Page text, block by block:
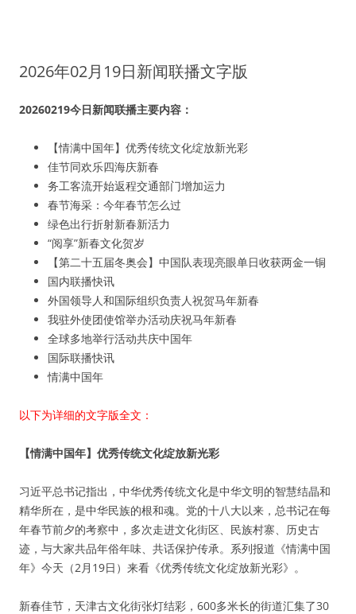
2026年02月19日新闻联播文字版
20260219今日新闻联播主要内容：
【情满中国年】优秀传统文化绽放新光彩
佳节同欢乐四海庆新春
务工客流开始返程交通部门增加运力
春节海采：今年春节怎么过
绿色出行折射新春新活力
“阅享”新春文化贺岁
【第二十五届冬奥会】中国队表现亮眼单日收获两金一铜
国内联播快讯
外国领导人和国际组织负责人祝贺马年新春
我驻外使团使馆举办活动庆祝马年新春
全球多地举行活动共庆中国年
国际联播快讯
情满中国年
以下为详细的文字版全文：
【情满中国年】优秀传统文化绽放新光彩
习近平总书记指出，中华优秀传统文化是中华文明的智慧结晶和
精华所在，是中华民族的根和魂。党的十八大以来，总书记在每
年春节前夕的考察中，多次走进文化街区、民族村寨、历史古
迹，与大家共品年俗年味、共话保护传承。系列报道《情满中国
年》今天（2月19日）来看《优秀传统文化绽放新光彩》。
新春佳节，天津古文化街张灯结彩，600多米长的街道汇集了30